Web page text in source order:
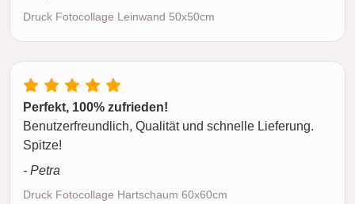
Druck Fotocollage Leinwand 50x50cm
Perfekt, 100% zufrieden!
Benutzerfreundlich, Qualität und schnelle Lieferung.
Spitze!
- Petra
Druck Fotocollage Hartschaum 60x60cm